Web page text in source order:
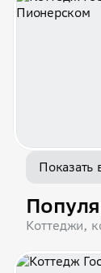
Показать
Коттеджи,